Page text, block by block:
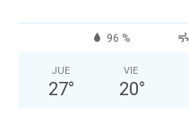
96 %
JUE
27°
VIE
20°